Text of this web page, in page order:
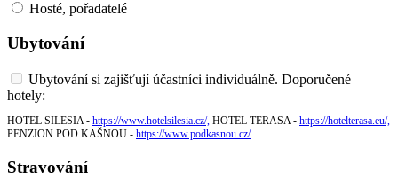
Hosté, pořadatelé
Ubytování
Ubytování si zajišťují účastníci individuálně. Doporučené
hotely:
HOTEL SILESIA - https://www.hotelsilesia.cz/, HOTEL TERASA - https://hotelterasa.eu/,
PENZION POD KAŠNOU - https://www.podkasnou.cz/
Stravování